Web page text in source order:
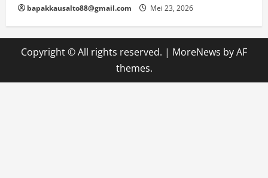
bapakkausalto88@gmail.com Mei 23, 2026
Copyright © All rights reserved. | MoreNews by AF
themes.